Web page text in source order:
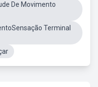
De Movimento
Terminal